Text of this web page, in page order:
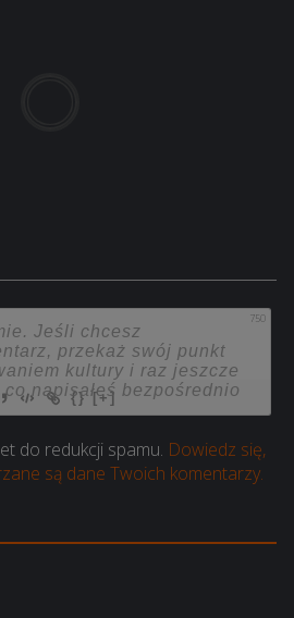
750
{} [+]
do redukcji spamu. Dowiedz się,
są dane Twoich komentarzy.